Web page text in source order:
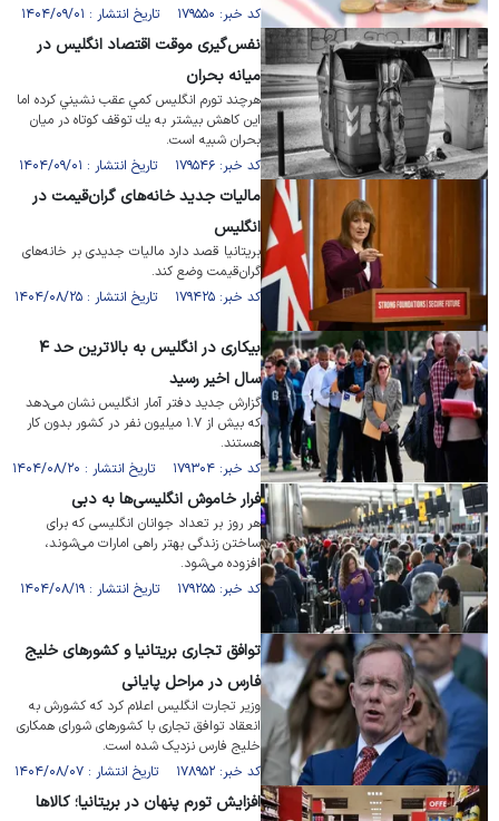
کد خبر: ۱۷۹۵۵۰ تاریخ انتشار : ۱۴۰۴/۰۹/۰۱
نفس‌گیری موقت اقتصاد انگلیس در
میانه بحران
هرچند تورم انگلیس كمي عقب نشيني كرده اما
اين كاهش بيشتر به يك توقف كوتاه در ميان
بحران شبیه است.
کد خبر: ۱۷۹۵۴۶ تاریخ انتشار : ۱۴۰۴/۰۹/۰۱
مالیات جدید خانه‌های گران‌قیمت در
انگلیس
بریتانیا قصد دارد مالیات جدیدی بر خانه‌های
گران‌قیمت وضع کند.
کد خبر: ۱۷۹۴۲۵ تاریخ انتشار : ۱۴۰۴/۰۸/۲۵
بیکاری در انگلیس به بالاترین حد ۴
سال اخیر رسید
گزارش جدید دفتر آمار انگلیس نشان می‌دهد
که بیش از ۱.۷ میلیون نفر در کشور بدون کار
هستند.
کد خبر: ۱۷۹۳۰۴ تاریخ انتشار : ۱۴۰۴/۰۸/۲۰
فرار خاموش انگلیسی‌ها به دبی
هر روز بر تعداد جوانان انگلیسی که برای
ساختن زندگی بهتر راهی امارات می‌شوند،
افزوده می‌شود.
کد خبر: ۱۷۹۲۵۵ تاریخ انتشار : ۱۴۰۴/۰۸/۱۹
توافق تجاری بریتانیا و کشور‌های خلیج
فارس در مراحل پایانی
وزیر تجارت انگلیس اعلام کرد که کشورش به
انعقاد توافق تجاری با کشور‌های شورای همکاری
خلیج فارس نزدیک شده است.
کد خبر: ۱۷۸۹۵۲ تاریخ انتشار : ۱۴۰۴/۰۸/۰۷
افزایش تورم پنهان در بریتانیا؛ کالا‌ها